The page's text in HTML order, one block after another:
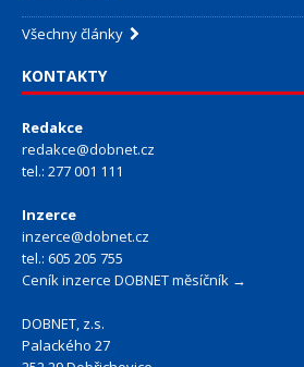
Všechny články
KONTAKTY
Redakce
redakce@dobnet.cz
tel.: 277 001 111
Inzerce
inzerce@dobnet.cz
tel.: 605 205 755
Ceník inzerce DOBNET měsíčník →
DOBNET, z.s.
Palackého 27